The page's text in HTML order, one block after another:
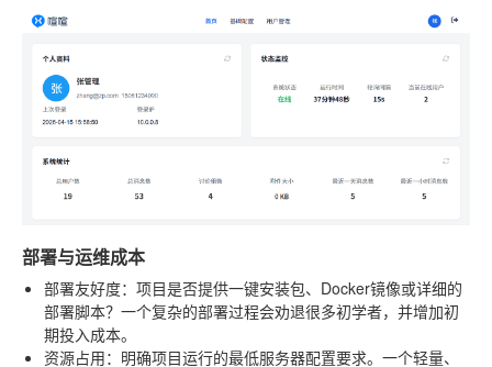
部署与运维成本
部署友好度：项目是否提供一键安装包、Docker镜像或详细的
部署脚本？一个复杂的部署过程会劝退很多初学者，并增加初
期投入成本。
资源占用：明确项目运行的最低服务器配置要求。一个轻量、